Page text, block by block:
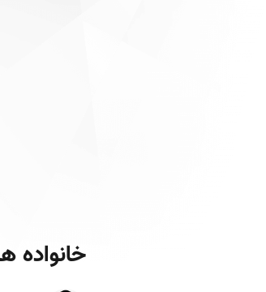
خانواده